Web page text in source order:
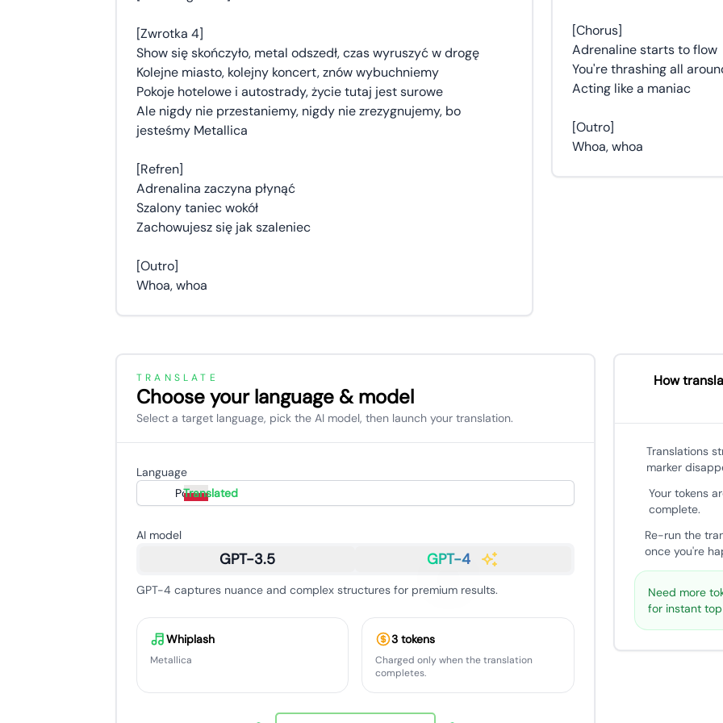
[Zwrotka 4]
Show się skończyło, metal odszedł, czas wyruszyć w drogę
Kolejne miasto, kolejny koncert, znów wybuchniemy
Pokoje hotelowe i autostrady, życie tutaj jest surowe
Ale nigdy nie przestaniemy, nigdy nie zrezygnujemy, bo
jesteśmy Metallica
[Refren]
Adrenalina zaczyna płynąć
Szalony taniec wokół
Zachowujesz się jak szaleniec
[Outro]
Whoa, whoa
[Chorus]
Adrenaline starts to flow
You're thrashing all
Acting like a maniac
[Outro]
Whoa, whoa
TRANSLATE
Choose your language & model
Select a target language, pick the AI model, then launch your translation.
Language
Polski
Translated
AI model
GPT-3.5 GPT-4
GPT-4 captures nuance and complex structures for premium results.
Whiplash
Metallica
3 tokens
Charged only when the translation
completes.
How
Translations
marker
Your tokens
complete.
Re-run the
once you're
Need more
for instant